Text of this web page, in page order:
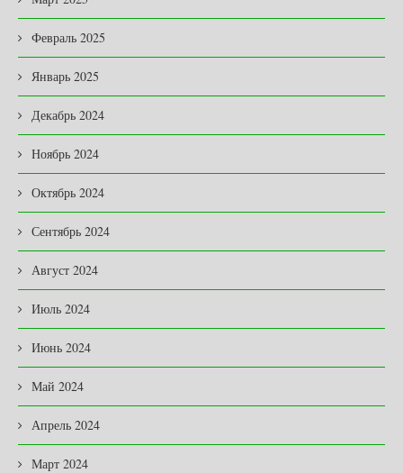
Февраль 2025
Январь 2025
Декабрь 2024
Ноябрь 2024
Октябрь 2024
Сентябрь 2024
Август 2024
Июль 2024
Июнь 2024
Май 2024
Апрель 2024
Март 2024